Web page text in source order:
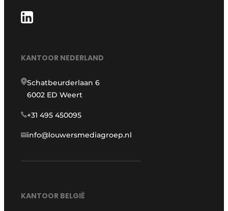
KANTOOR NEDERLAND
Schatbeurderlaan 6
6002 ED Weert
+31 495 450095
info@louwersmediagroep.nl
KANTOOR BELGIË